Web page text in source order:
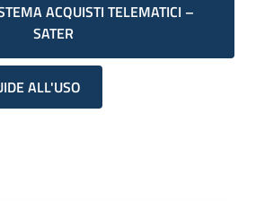
ACQUISTI TELEMATICI –
SATER
ALL'USO